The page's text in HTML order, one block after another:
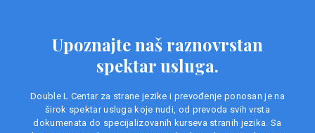
Upoznajte naš raznovrstan
spektar usluga.
Double L Centar za strane jezike i prevođenje ponosan je na
širok spektar usluga koje nudi, od prevoda svih vrsta
dokumenata do specijalizovanih kurseva stranih jezika. Sa